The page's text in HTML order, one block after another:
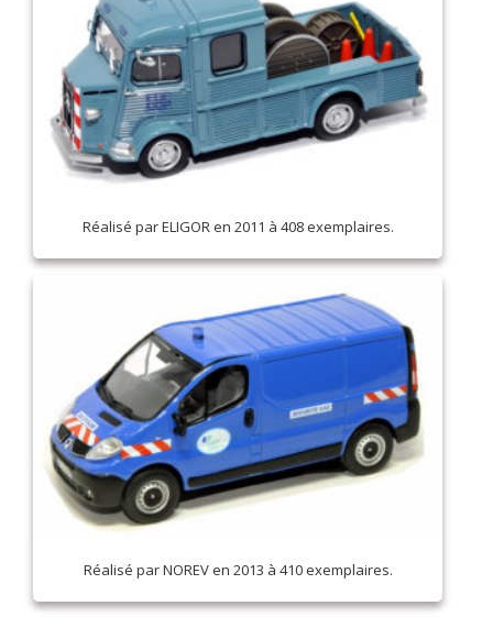
Réalisé par ELIGOR en 2011 à 408 exemplaires.
Réalisé par NOREV en 2013 à 410 exemplaires.